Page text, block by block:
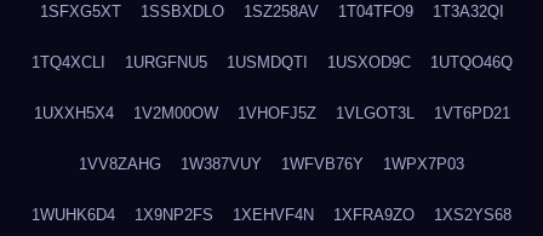
1SFXG5XT 1SSBXDLO 1SZ258AV 1T04TFO9 1T3A32QI
1TQ4XCLI 1URGFNU5 1USMDQTI 1USXOD9C 1UTQO46Q
1UXXH5X4 1V2M00OW 1VHOFJ5Z 1VLGOT3L 1VT6PD21
1VV8ZAHG 1W387VUY 1WFVB76Y 1WPX7P03
1WUHK6D4 1X9NP2FS 1XEHVF4N 1XFRA9ZO 1XS2YS68